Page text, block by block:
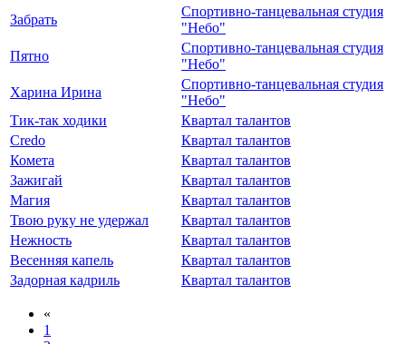
Забрать
Спортивно-танцевальная студия
"Небо"
Пятно
Спортивно-танцевальная студия
"Небо"
Харина Ирина
Спортивно-танцевальная студия
"Небо"
Тик-так ходики
Квартал талантов
Credo
Квартал талантов
Комета
Квартал талантов
Зажигай
Квартал талантов
Магия
Квартал талантов
Твою руку не удержал
Квартал талантов
Нежность
Квартал талантов
Весенняя капель
Квартал талантов
Задорная кадриль
Квартал талантов
«
1